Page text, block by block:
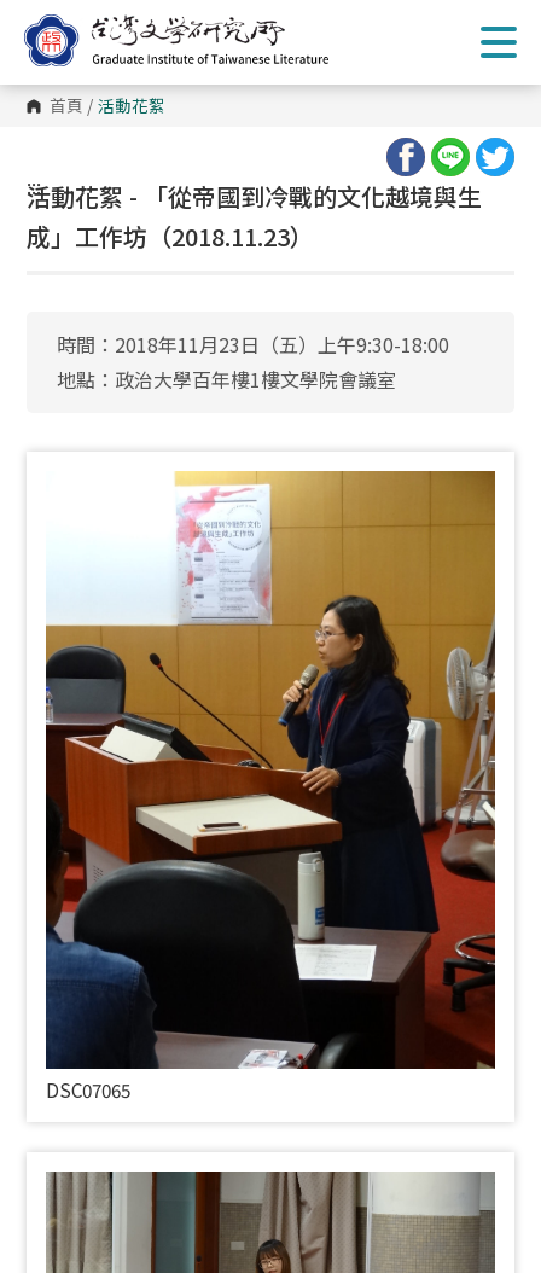
到
主
內
容 首頁 / 活動花絮
:::
活動花絮 - 「從帝國到冷戰的文化越境與生
成」工作坊（2018.11.23）
時間：2018年11月23日（五）上午9:30-18:00
地點：政治大學百年樓1樓文學院會議室
DSC07065